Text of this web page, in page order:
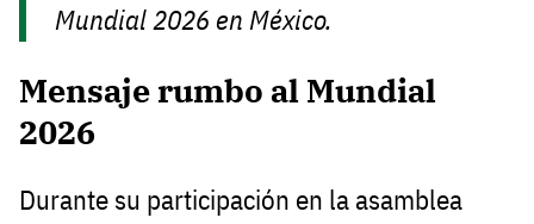
Mundial 2026 en México.
Mensaje rumbo al Mundial
2026
Durante su participación en la asamblea